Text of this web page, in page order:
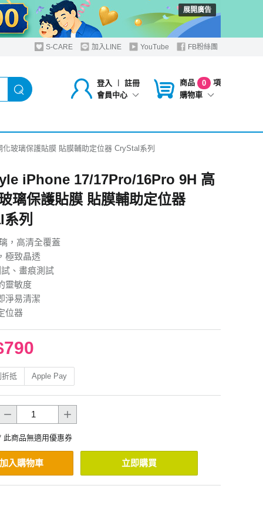
展開廣告
S-CARE 加入LINE YouTube FB粉絲團
登入 ︱
註冊
會員中心
商品 0
項
購物車
玻璃保護貼膜 貼膜輔助定位器 CryStal系列
iPhone 17/17Pro/16Pro 9H 高
璃保護貼膜 貼膜輔助定位器
列
，高清全覆蓋
極致晶透
、畫痕測試
靈敏度
淨易清潔
位器
抵 Apple Pay
此商品無適用優惠券
加入購物車 立即購買